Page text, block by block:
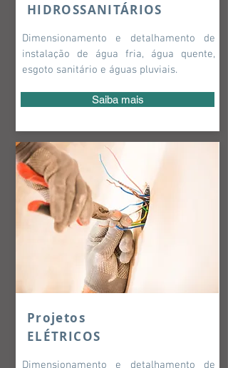
HIDROSSANITÁRIOS
Dimensionamento e detalhamento de
instalação de água fria, água quente,
esgoto sanitário e águas pluviais.
Saiba mais
Projetos
ELÉTRICOS
Dimensionamento e detalhamento de